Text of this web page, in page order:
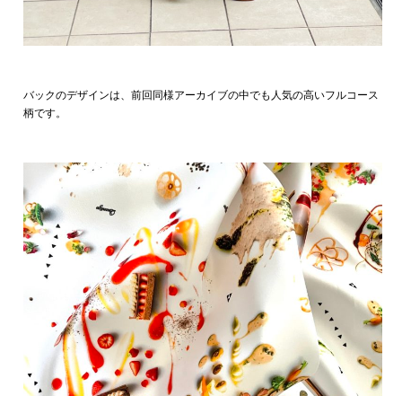
バックのデザインは、前回同様アーカイブの中でも人気の高いフルコース
柄です。